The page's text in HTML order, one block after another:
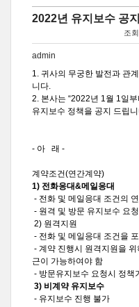
2022년 유지보수 공
조
admin
1. 귀사의 무궁한 발전과 관
니다.
2. 본사는 “2022년 1월 1일
유지보수 정책을 공지 드립
- 아 래 -
계약조건(연간계약)
1) 전화응대&메일응대
- 전화 및 메일응대 조건의
- 원격 및 방문 유지보수 요
2) 원격지원
- 전화 및 메일응대 조건을
- 계약 진행시 원격지원을
근이 가능하여야 함
- 방문유지보수 요청시 정책
3) 비계약 유지보수
- 유지보수 진행 불가